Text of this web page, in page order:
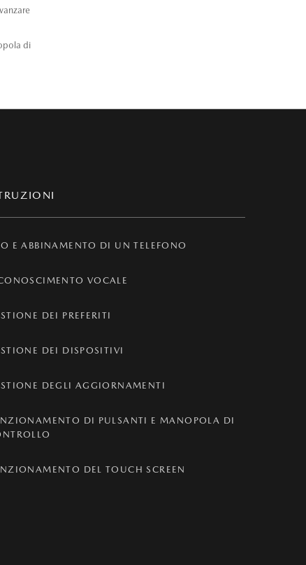
di
E ABBINAMENTO DI UN TELEFONO
VOCALE
DEI PREFERITI
DEI DISPOSITIVI
DEGLI AGGIORNAMENTI
DI PULSANTI E MANOPOLA DI
DEL TOUCH SCREEN